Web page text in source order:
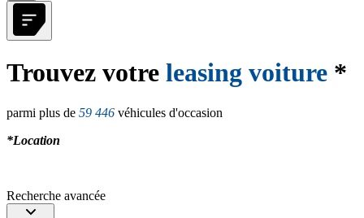
Trouvez votre leasing voiture *
parmi plus de 59 446 véhicules d'occasion
*Location
Recherche avancée